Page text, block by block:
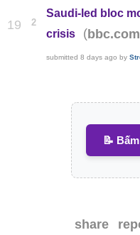
19 2
Saudi-led bloc
crisis
(bbc.com
submitted8 days ago by
📝
share